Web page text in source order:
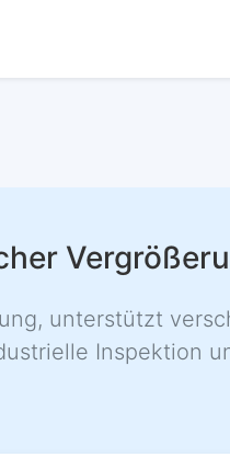
unterstützt
Inspektion